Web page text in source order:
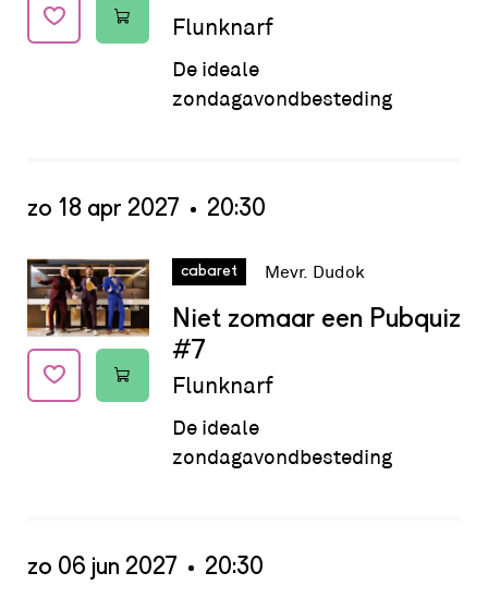
Flunknarf
De ideale
zondagavondbesteding
Niet zomaar een Pubquiz
#7
Flunknarf
De ideale
zondagavondbesteding
Datum: zo 18 apr 2027 - 20:30
cabaret Mevr. Dudok
zo 18 apr 2027 20:30
zo 06 jun 2027 20:30